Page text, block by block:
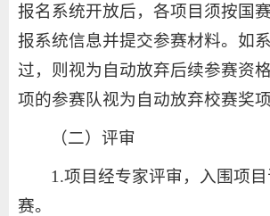
报名系统开放后，各项目须按国
报系统信息并提交参赛材料。如
过，则视为自动放弃后续参赛资
项的参赛队视为自动放弃校赛奖
（二）评审
1.项目经专家评审，入围项
赛。